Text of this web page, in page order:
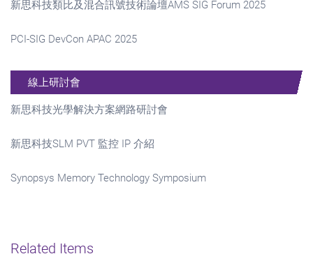
新思科技類比及混合訊號技術論壇AMS SIG Forum 2025
PCI-SIG DevCon APAC 2025
線上研討會
新思科技光學解決方案網路研討會
新思科技SLM PVT 監控 IP 介紹
Synopsys Memory Technology Symposium
Related Items